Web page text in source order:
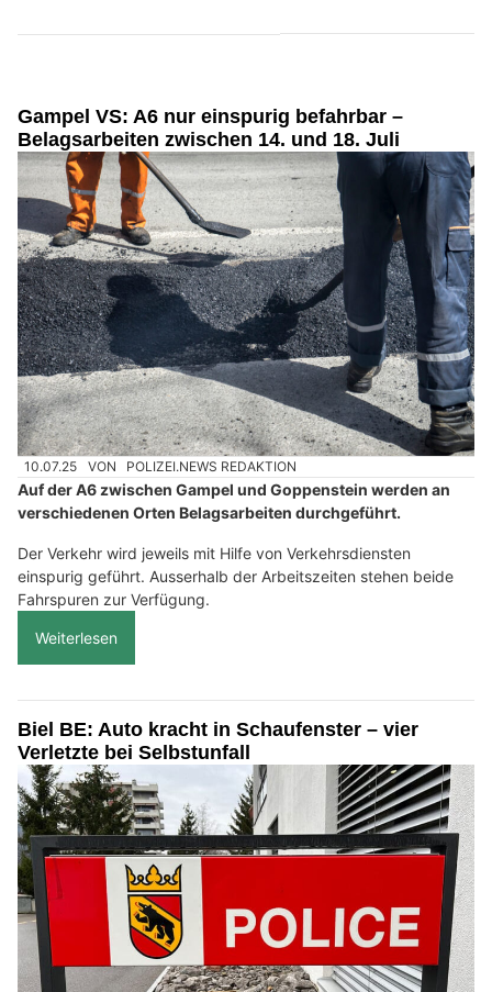
Gampel VS: A6 nur einspurig befahrbar –
Belagsarbeiten zwischen 14. und 18. Juli
10.07.25 VON POLIZEI.NEWS REDAKTION
Auf der A6 zwischen Gampel und Goppenstein werden an
verschiedenen Orten Belagsarbeiten durchgeführt.
Der Verkehr wird jeweils mit Hilfe von Verkehrsdiensten
einspurig geführt. Ausserhalb der Arbeitszeiten stehen beide
Fahrspuren zur Verfügung.
Weiterlesen
Biel BE: Auto kracht in Schaufenster – vier
Verletzte bei Selbstunfall